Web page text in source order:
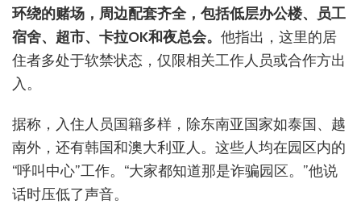
环绕的赌场，周边配套齐全，包括低层办公楼、员工
宿舍、超市、卡拉OK和夜总会。 他指出，这里的居
住者多处于软禁状态，仅限相关工作人员或合作方出
入。
据称，入住人员国籍多样，除东南亚国家如泰国、越
南外，还有韩国和澳大利亚人。这些人均在园区内的
“呼叫中心”工作。“大家都知道那是诈骗园区。”他说
话时压低了声音。